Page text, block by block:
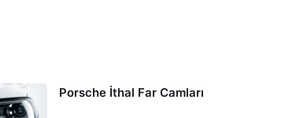
Porsche İthal Far Camları